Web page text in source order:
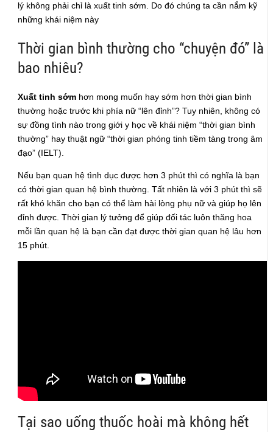
lý không phải chỉ là xuất tinh sớm. Do đó chúng ta cần nắm kỹ
những khái niệm này
Thời gian bình thường cho “chuyện đó” là
bao nhiêu?
Xuất tinh sớm hơn mong muốn hay sớm hơn thời gian bình
thường hoặc trước khi phía nữ “lên đỉnh”? Tuy nhiên, không có
sự đồng tình nào trong giới y học về khái niệm “thời gian bình
thường” hay thuật ngữ “thời gian phóng tinh tiềm tàng trong âm
đạo” (IELT).
Nếu bạn quan hệ tình dục được hơn 3 phút thì có nghĩa là bạn
có thời gian quan hệ bình thường. Tất nhiên là với 3 phút thì sẽ
rất khó khăn cho bạn có thể làm hài lòng phụ nữ và giúp họ lên
đỉnh được. Thời gian lý tưởng để giúp đối tác luôn thăng hoa
mỗi lần quan hệ là bạn cần đạt được thời gian quan hệ lâu hơn
15 phút.
Tại sao uống thuốc hoài mà không hết